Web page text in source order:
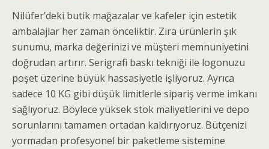
Nilüfer’deki butik mağazalar ve kafeler için estetik
ambalajlar her zaman önceliktir. Zira ürünlerin şık
sunumu, marka değerinizi ve müşteri memnuniyetini
doğrudan artırır. Serigrafi baskı tekniği ile logonuzu
poşet üzerine büyük hassasiyetle işliyoruz. Ayrıca
sadece 10 KG gibi düşük limitlerle sipariş verme imkanı
sağlıyoruz. Böylece yüksek stok maliyetlerini ve depo
sorunlarını tamamen ortadan kaldırıyoruz. Bütçenizi
yormadan profesyonel bir paketleme sistemine